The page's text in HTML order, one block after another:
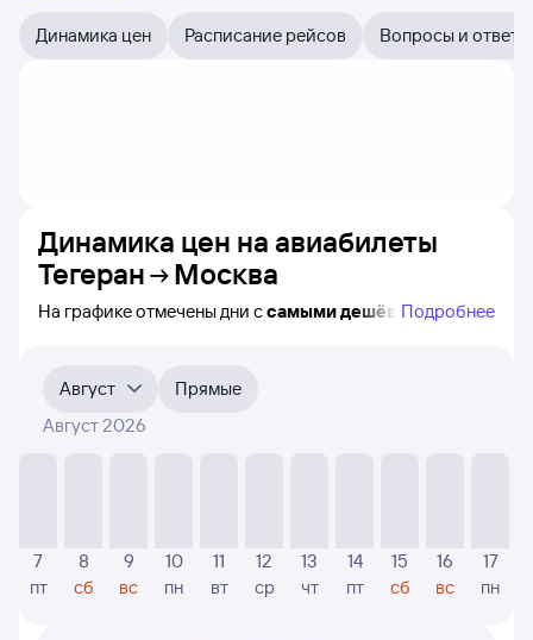
Динамика цен Расписание рейсов Вопросы и ответы
Динамика цен на авиабилеты
Тегеран
Москва
На графике отмечены дни ссамыми дешёвыми
месяцев. Выберите дату, перейдите по клику к поиску
билетов на нужный рейс и просмотру
Если никто не искал авиабилетов по маршруту
Тегеран — Москва, то цены могут отсутствовать
частично или полностью. В этом случае заполните
Подробнее
Август
Прямые
Август 2026
7
пт
8
сб
9
вс
10
пн
11
вт
12
ср
13
чт
14
пт
15
сб
16
вс
17
пн